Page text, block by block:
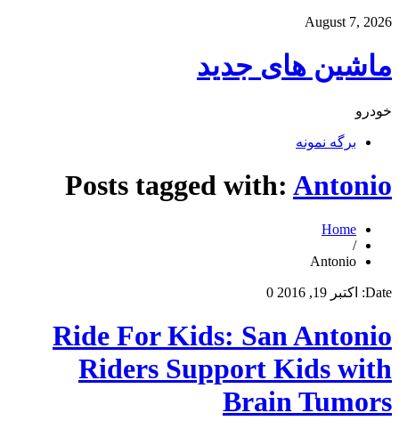
August 7, 2026
ماشین های جدید
خودرو
برگه نمونه
Posts tagged with: Antonio
Home
/
Antonio
Date: اکتبر 19, 2016 0
Ride For Kids: San Antonio
Riders Support Kids with
Brain Tumors